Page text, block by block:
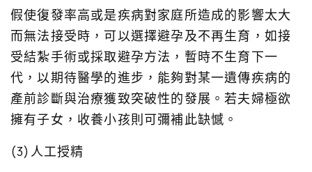
假使復發率高或是疾病對家庭所造成的影響太大
而無法接受時，可以選擇避孕及不再生育，如接
受結紮手術或採取避孕方法，暫時不生育下一
代，以期待醫學的進步，能夠對某一遺傳疾病的
產前診斷與治療獲致突破性的發展。若夫婦極欲
擁有子女，收養小孩則可彌補此缺憾。
(3)人工授精